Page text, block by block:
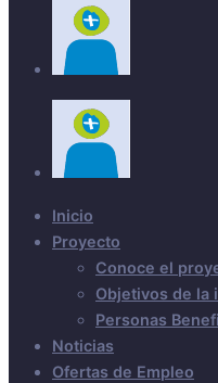
Inicio
Proyecto
Conoce el
Objetivos de la
Personas
Noticias
Ofertas de Empleo